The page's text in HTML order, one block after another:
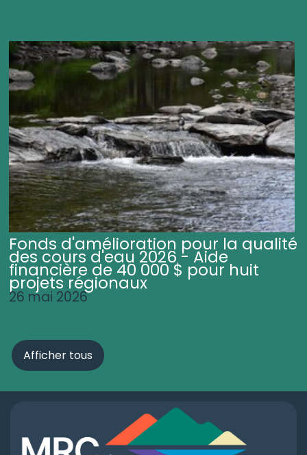
Fonds d'amélioration pour la qualité
des cours d'eau 2026 - Aide
financière de 40 000 $ pour huit
projets régionaux
26 mai 2026
Afficher tous